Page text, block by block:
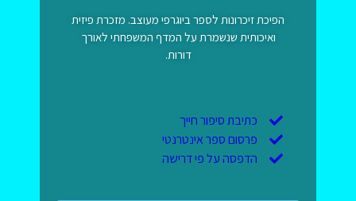
הפיכת זיכרונות לספר ביוגרפי מעוצב. מזכרת פיזית
ואיכותית שנשמרת על המדף המשפחתי לאורך
דורות.
כתיבת סיפור חייך
פרסום ספר אינטרנטי
הדפסה על פי דרישה